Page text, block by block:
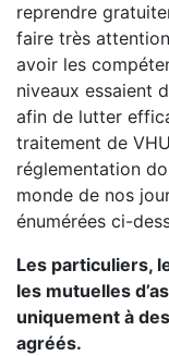
reprendre
faire très
avoir les
niveaux essaient
afin de lutter
traitement de
réglementation
monde de nos
énumérées ci-
Les particuliers,
les mutuelles
uniquement à
agréés.